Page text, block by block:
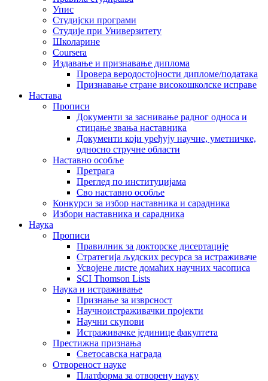
Упис
Студијски програми
Студије при Универзитету
Школарине
Coursera
Издавање и признавање диплома
Провера веродостојности дипломе/података
Признавање стране високошколске исправе
Настава
Прописи
Документи за заснивање радног односа и
стицање звања наставника
Документи који уређују научне, уметничке,
односно стручне области
Наставно особље
Претрага
Преглед по институцијама
Сво наставно особље
Конкурси за избор наставника и сарадника
Избори наставника и сарадника
Наука
Прописи
Правилник за докторске дисертације
Стратегија људских ресурса за истраживаче
Усвојене листе домаћих научних часописа
SCI Thomson Lists
Наука и истраживање
Признање за изврсност
Научноистраживачки пројекти
Научни скупови
Истраживачке јединице факултета
Престижна признања
Светосавска награда
Отвореност науке
Платформа за отворену науку